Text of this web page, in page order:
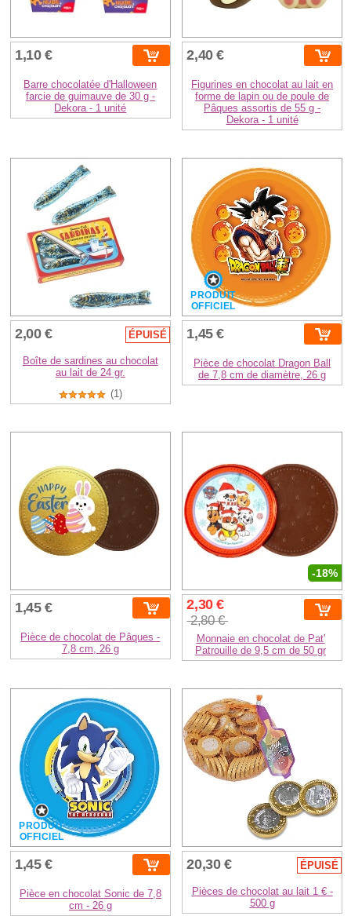
1,10 €
Barre chocolatée d'Halloween
farcie de guimauve de 30 g -
Dekora - 1 unité
2,40 €
Figurines en chocolat au lait en
forme de lapin ou de poule de
Pâques assortis de 55 g -
Dekora - 1 unité
2,00 € ÉPUISÉ
Boîte de sardines au chocolat
au lait de 24 gr.
(1)
PRODUIT
OFFICIEL
1,45 €
Pièce de chocolat Dragon Ball
de 7,8 cm de diamètre, 26 g
1,45 €
Pièce de chocolat de Pâques -
7,8 cm, 26 g
-18%
2,30 €
2,80 €
Monnaie en chocolat de Pat'
Patrouille de 9,5 cm de 50 gr
PRODUIT
OFFICIEL
1,45 €
Pièce en chocolat Sonic de 7,8
cm - 26 g
20,30 € ÉPUISÉ
Pièces de chocolat au lait 1 € -
500 g